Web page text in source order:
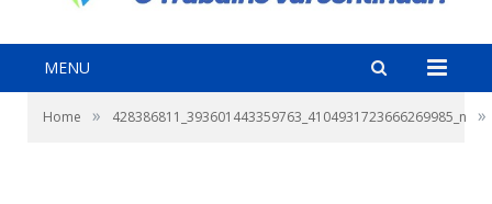
MENU
Home » 428386811_393601443359763_4104931723666269985_n »